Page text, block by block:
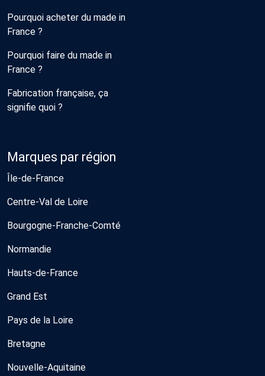
Pourquoi acheter du made in
France ?
Pourquoi faire du made in
France ?
Fabrication française, ça
signifie quoi ?
Marques par région
Île-de-France
Centre-Val de Loire
Bourgogne-Franche-Comté
Normandie
Hauts-de-France
Grand Est
Pays de la Loire
Bretagne
Nouvelle-Aquitaine